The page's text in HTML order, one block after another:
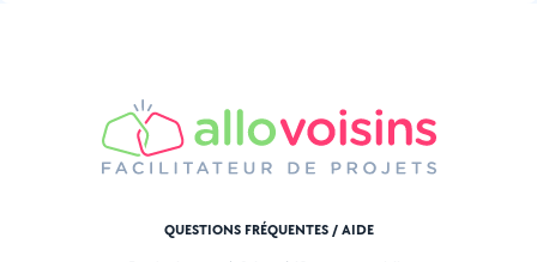
QUESTIONS FRÉQUENTES / AIDE